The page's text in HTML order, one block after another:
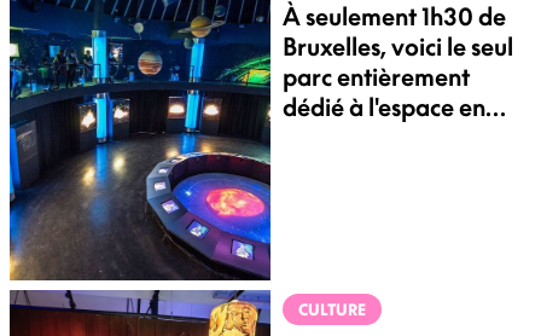
À seulement 1h30 de
Bruxelles, voici le seul
parc entièrement
dédié à l'espace en
CULTURE